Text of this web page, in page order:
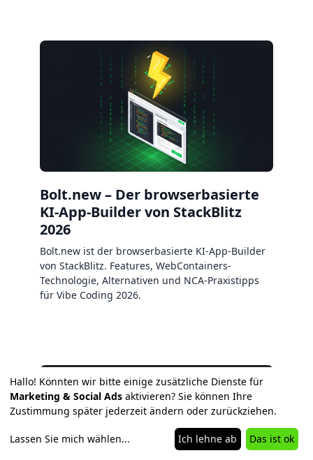
Bolt.new – Der browserbasierte
KI-App-Builder von StackBlitz
2026
Bolt.new ist der browserbasierte KI-App-Builder
von StackBlitz. Features, WebContainers-
Technologie, Alternativen und NCA-Praxistipps
für Vibe Coding 2026.
Hallo! Könnten wir bitte einige zusätzliche Dienste für
Marketing & Social Ads aktivieren? Sie können Ihre
Zustimmung später jederzeit ändern oder zurückziehen.
Lassen Sie mich wählen... Ich lehne ab Das ist ok